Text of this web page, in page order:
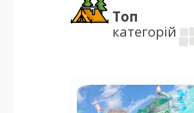
Топ
категорій